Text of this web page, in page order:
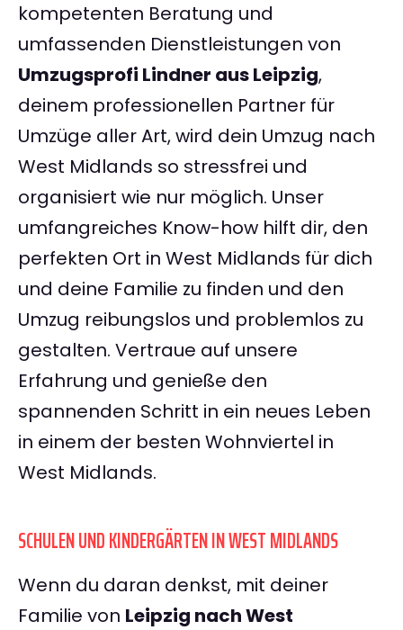
kompetenten Beratung und
umfassenden Dienstleistungen von
Umzugsprofi Lindner aus Leipzig,
deinem professionellen Partner für
Umzüge aller Art, wird dein Umzug nach
West Midlands so stressfrei und
organisiert wie nur möglich. Unser
umfangreiches Know-how hilft dir, den
perfekten Ort in West Midlands für dich
und deine Familie zu finden und den
Umzug reibungslos und problemlos zu
gestalten. Vertraue auf unsere
Erfahrung und genieße den
spannenden Schritt in ein neues Leben
in einem der besten Wohnviertel in
West Midlands.
SCHULEN UND KINDERGÄRTEN IN WEST MIDLANDS
Wenn du daran denkst, mit deiner
Familie von Leipzig nach West